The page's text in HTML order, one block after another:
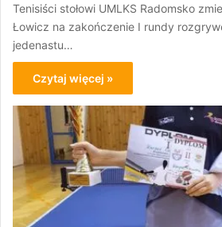
Tenisiści stołowi UMLKS Radomsko
Łowicz na zakończenie I rundy
jedenastu…
Czytaj więcej »